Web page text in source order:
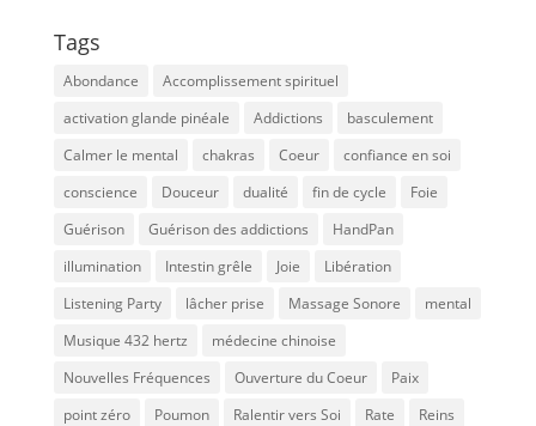
Tags
Abondance
Accomplissement spirituel
activation glande pinéale
Addictions
basculement
Calmer le mental
chakras Coeur
confiance en soi
conscience
Douceur dualité fin de cycle
Foie
Guérison
Guérison des addictions
HandPan
illumination
Intestin grêle Joie
Libération
Listening Party
lâcher prise Massage Sonore
mental
Musique 432 hertz
médecine chinoise
Nouvelles Fréquences
Ouverture du Coeur
Paix
point zéro
Poumon Ralentir vers Soi Rate
Reins